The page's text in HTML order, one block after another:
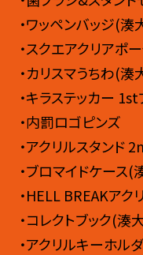
・ワッペンバッジ(湊
・スクエアクリアポ
・カリスマうちわ(湊
・キラステッカー
・内罰ロゴピンズ
・アクリルスタンド
・ブロマイドケース(
・HELL BREAKア
・コレクトブック(湊
・アクリルキーホル